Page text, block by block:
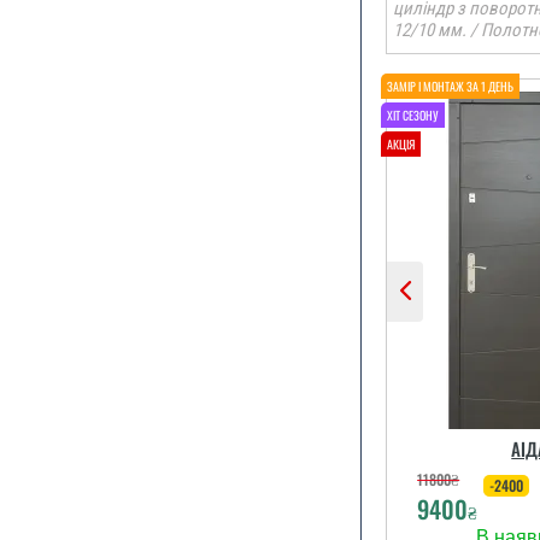
По
ми
циліндр з
12/10 мм. /
11800₴
9400₴
-2400